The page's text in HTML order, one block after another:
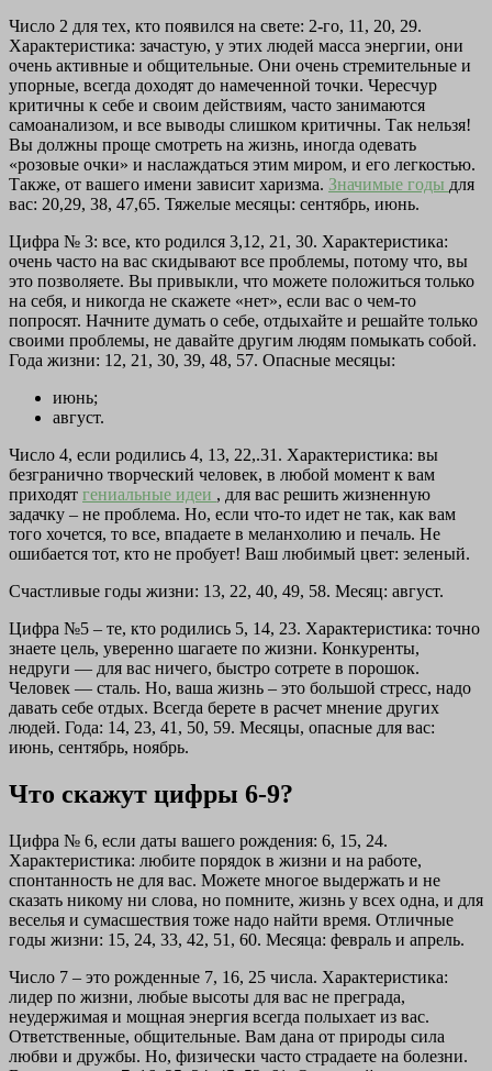
Число 2 для тех, кто появился на свете: 2-го, 11, 20, 29.
Характеристика: зачастую, у этих людей масса энергии, они
очень активные и общительные. Они очень стремительные и
упорные, всегда доходят до намеченной точки. Чересчур
критичны к себе и своим действиям, часто занимаются
самоанализом, и все выводы слишком критичны. Так нельзя!
Вы должны проще смотреть на жизнь, иногда одевать
«розовые очки» и наслаждаться этим миром, и его легкостью.
Также, от вашего имени зависит харизма. Значимые годы для
вас: 20,29, 38, 47,65. Тяжелые месяцы: сентябрь, июнь.
Цифра № 3: все, кто родился 3,12, 21, 30. Характеристика:
очень часто на вас скидывают все проблемы, потому что, вы
это позволяете. Вы привыкли, что можете положиться только
на себя, и никогда не скажете «нет», если вас о чем-то
попросят. Начните думать о себе, отдыхайте и решайте только
своими проблемы, не давайте другим людям помыкать собой.
Года жизни: 12, 21, 30, 39, 48, 57. Опасные месяцы:
июнь;
август.
Число 4, если родились 4, 13, 22,.31. Характеристика: вы
безгранично творческий человек, в любой момент к вам
приходят гениальные идеи , для вас решить жизненную
задачку – не проблема. Но, если что-то идет не так, как вам
того хочется, то все, впадаете в меланхолию и печаль. Не
ошибается тот, кто не пробует! Ваш любимый цвет: зеленый.
Счастливые годы жизни: 13, 22, 40, 49, 58. Месяц: август.
Цифра №5 – те, кто родились 5, 14, 23. Характеристика: точно
знаете цель, уверенно шагаете по жизни. Конкуренты,
недруги — для вас ничего, быстро сотрете в порошок.
Человек — сталь. Но, ваша жизнь – это большой стресс, надо
давать себе отдых. Всегда берете в расчет мнение других
людей. Года: 14, 23, 41, 50, 59. Месяцы, опасные для вас:
июнь, сентябрь, ноябрь.
Что скажут цифры 6-9?
Цифра № 6, если даты вашего рождения: 6, 15, 24.
Характеристика: любите порядок в жизни и на работе,
спонтанность не для вас. Можете многое выдержать и не
сказать никому ни слова, но помните, жизнь у всех одна, и для
веселья и сумасшествия тоже надо найти время. Отличные
годы жизни: 15, 24, 33, 42, 51, 60. Месяца: февраль и апрель.
Число 7 – это рожденные 7, 16, 25 числа. Характеристика:
лидер по жизни, любые высоты для вас не преграда,
неудержимая и мощная энергия всегда полыхает из вас.
Ответственные, общительные. Вам дана от природы сила
любви и дружбы. Но, физически часто страдаете на болезни.